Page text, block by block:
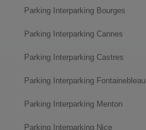
Parking Interparking Bourges
Parking Interparking Cannes
Parking Interparking Castres
Parking Interparking Fontainebleau
Parking Interparking Menton
Parking Interparking Nice